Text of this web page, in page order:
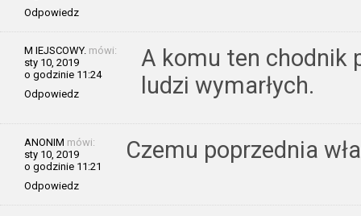
Odpowiedz
M IEJSCOWY. mówi:
sty 10, 2019
o godzinie 11:24
Odpowiedz
A komu ten chodnik
ludzi wymarłych.
ANONIM mówi:
sty 10, 2019
o godzinie 11:21
Odpowiedz
Czemu poprzednia